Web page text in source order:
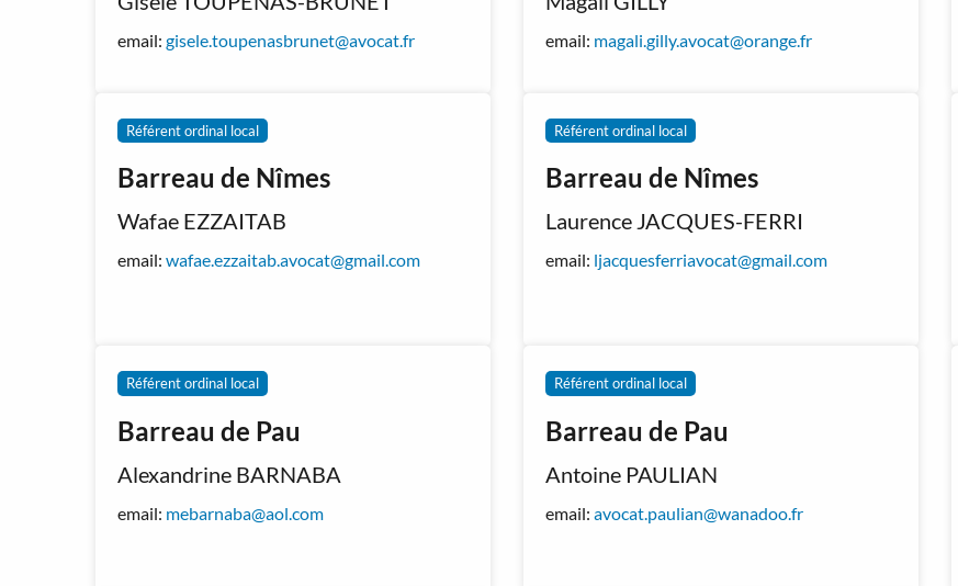
email: gisele.toupenasbrunet@avocat.fr email: magali.gilly.avocat@orange.fr
Référent ordinal local
Barreau de Nîmes
Wafae EZZAITAB
email: wafae.ezzaitab.avocat@gmail.com
Référent ordinal local
Barreau de Nîmes
Laurence JACQUES-FERRI
email: ljacquesferriavocat@gmail.com
Référent ordinal local
Barreau de Pau
Alexandrine BARNABA
email: mebarnaba@aol.com
Référent ordinal local
Barreau de Pau
Antoine PAULIAN
email: avocat.paulian@wanadoo.fr